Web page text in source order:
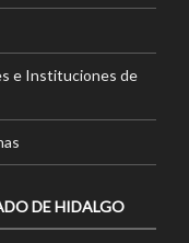
e Instituciones de
DE HIDALGO